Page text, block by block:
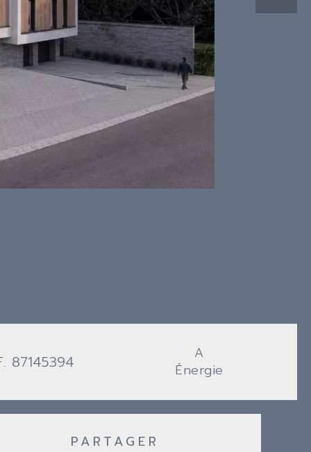
87145394
A
Énergie
PARTAGER